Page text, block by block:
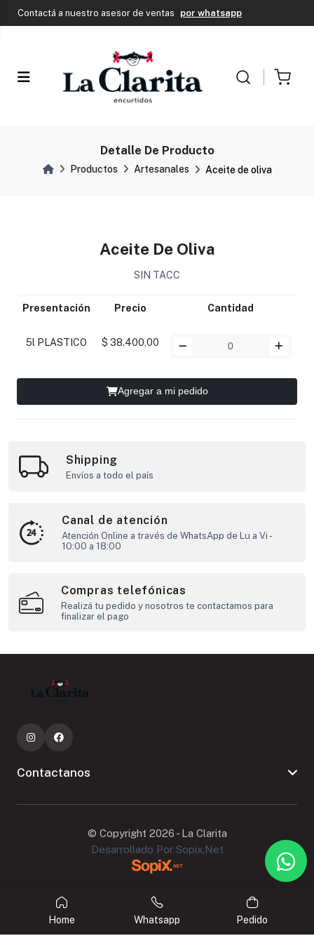
Contactá a nuestro asesor de ventas
por whatsapp
Envío Gratis en CABA si tu compra supera los $150.000
Home Whatsapp Pedido
Detalle De Producto
Productos Artesanales Aceite de oliva
Aceite De Oliva
SIN TACC
Presentación Precio Cantidad
5l PLASTICO $ 38.400,00
Agregar a mi pedido
Shipping
Envíos a todo el país
Canal de atención
Atención Online a través de WhatsApp de Lu a Vi -
10:00 a 18:00
Compras telefónicas
Realizá tu pedido y nosotros te contactamos para
finalizar el pago
Contactanos
© Copyright 2026 - La Clarita
Desarrollado Por Sopix.net